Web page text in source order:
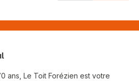
ans, Le Toit Forézien est votre